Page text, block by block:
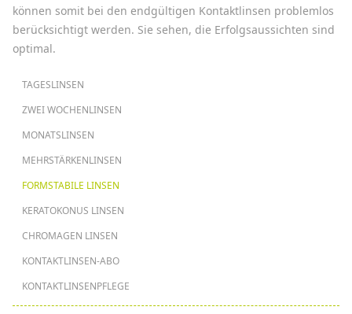
können somit bei den endgültigen Kontaktlinsen problemlos
berücksichtigt werden. Sie sehen, die Erfolgsaussichten sind
optimal.
HAUPTNAVIGATION
TAGESLINSEN
ZWEI WOCHENLINSEN
MONATSLINSEN
MEHRSTÄRKENLINSEN
FORMSTABILE LINSEN
KERATOKONUS LINSEN
CHROMAGEN LINSEN
KONTAKTLINSEN-ABO
KONTAKTLINSENPFLEGE